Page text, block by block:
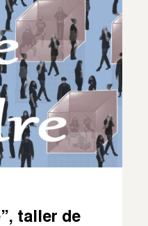
taller de